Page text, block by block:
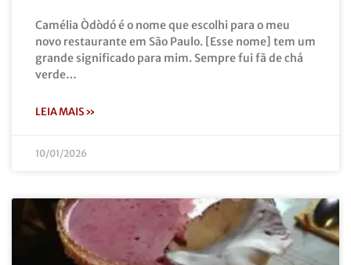
Camélia Òdòdó é o nome que escolhi para o meu
novo restaurante em São Paulo. [Esse nome] tem um
grande significado para mim. Sempre fui fã de chá
verde…
LEIA MAIS »
10/01/2026